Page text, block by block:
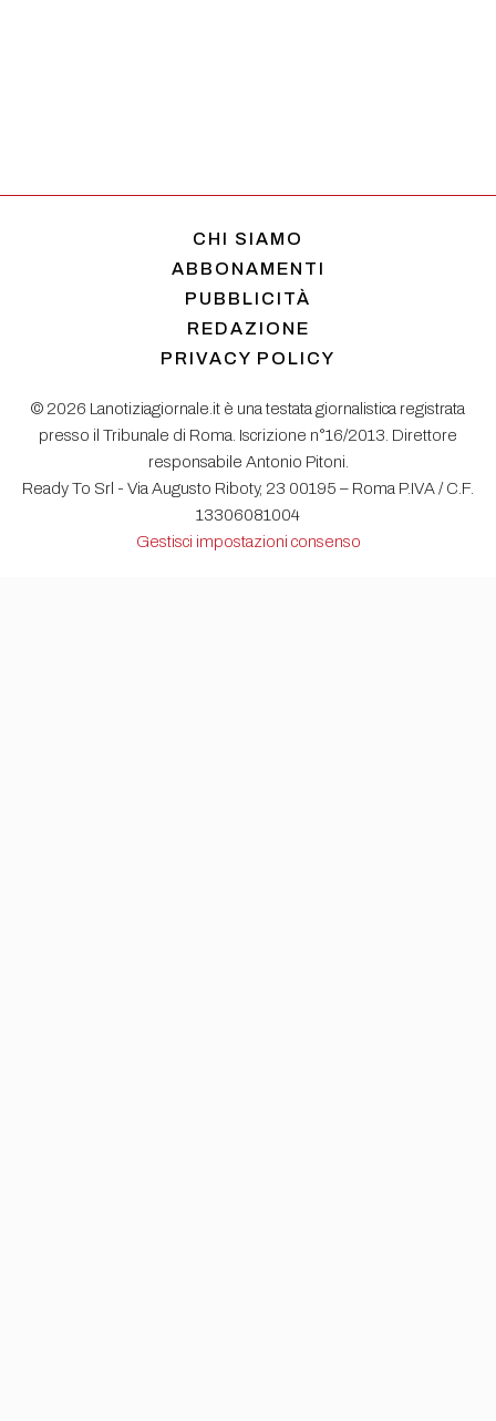
CHI SIAMO
ABBONAMENTI
PUBBLICITÀ
REDAZIONE
PRIVACY POLICY
© 2026 Lanotiziagiornale.it è una testata giornalistica registrata
presso il Tribunale di Roma. Iscrizione n°16/2013. Direttore
responsabile Antonio Pitoni.
Ready To Srl - Via Augusto Riboty, 23 00195 – Roma P.IVA / C.F.
13306081004
Gestisci impostazioni consenso